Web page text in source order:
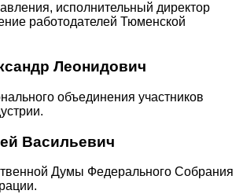
исполнительный директор
работодателей Тюменской
Леонидович
объединения участников
Васильевич
Думы Федерального Собрания